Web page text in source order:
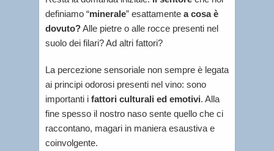
definiamo “minerale” esattamente a cosa è
dovuto?Alle pietre o alle rocce presenti nel
suolo dei filari? Ad altri fattori?
La percezione sensoriale non sempre è legata
ai principi odorosi presenti nel vino: sono
importanti i fattori culturali ed emotivi. Alla
fine spesso il nostro naso sente quello che ci
raccontano, magari in maniera esaustiva e
coinvolgente.